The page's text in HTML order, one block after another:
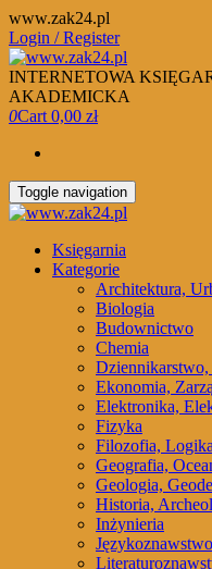
Skip
to
the
content
www.zak24.pl
Login / Register
INTERNETOWA
AKADEMICKA
0Cart 0,00 zł
Toggle navigation
Księgarnia
Kategorie
Architektura,
Biologia
Budownictwo
Chemia
Dziennikarstwo,
Ekonomia,
Elektronika,
Fizyka
Filozofia, Logika
Geografia,
Geologia,
Historia,
Inżynieria